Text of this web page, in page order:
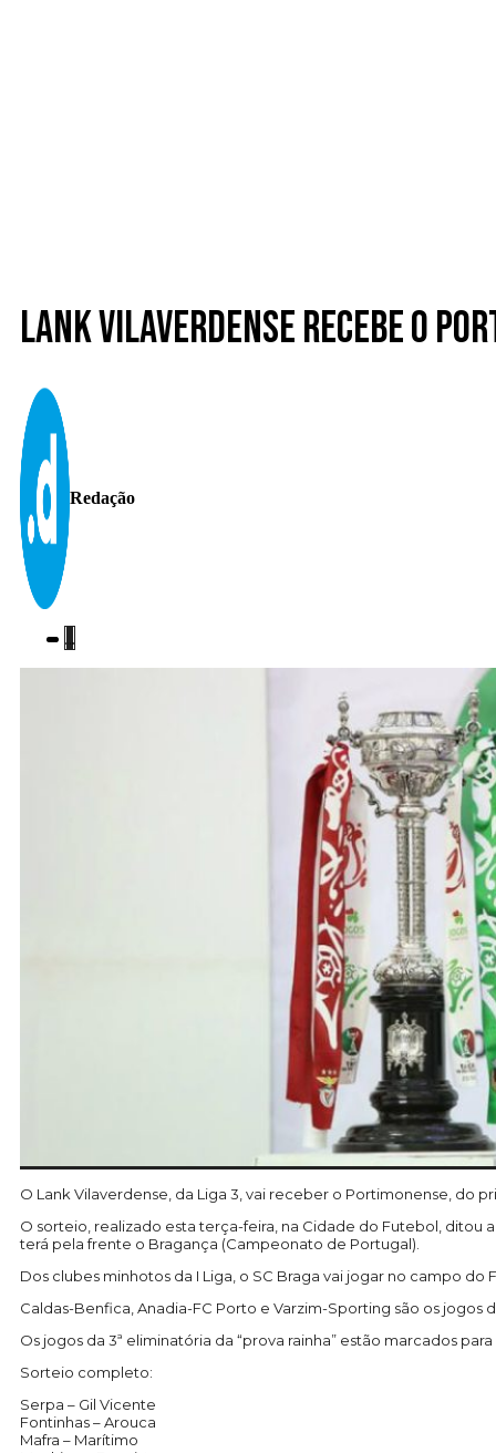
Lank Vilaverdense recebe o
Redação
O Lank Vilaverdense, da Liga 3, vai receber o Portimonense, do
O sorteio, realizado esta terça-feira, na Cidade do Futebol, ditou
terá pela frente o Bragança (Campeonato de Portugal).
Dos clubes minhotos da I Liga, o SC Braga vai jogar no campo
Caldas-Benfica, Anadia-FC Porto e Varzim-Sporting são os jogos
Os jogos da 3ª eliminatória da “prova rainha” estão marcados
Sorteio completo:
Serpa – Gil Vicente
Fontinhas – Arouca
Mafra – Marítimo